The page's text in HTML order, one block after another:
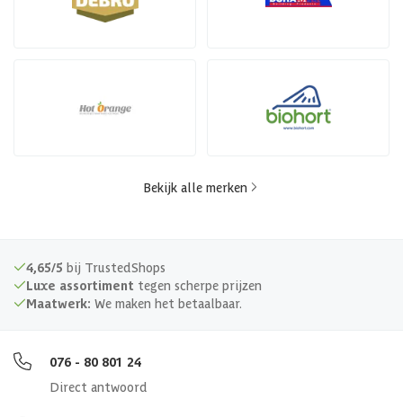
Bekijk alle merken
4,65/5 bij TrustedShops
Luxe assortiment tegen scherpe prijzen
Maatwerk: We maken het betaalbaar.
076 - 80 801 24
Direct antwoord